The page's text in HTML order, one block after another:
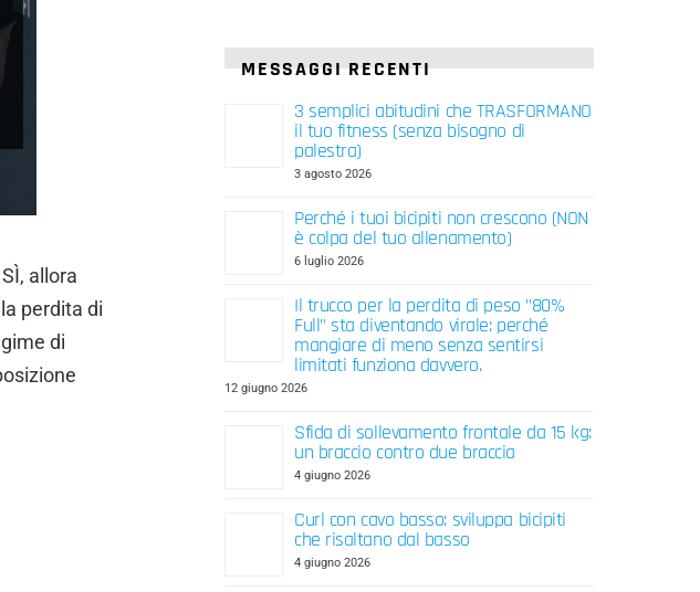
allora
perdita di
di
MESSAGGI RECENTI
3 semplici abitudini che TRASFORMANO
il tuo fitness (senza bisogno di
palestra)
3 agosto 2026
Perché i tuoi bicipiti non crescono (NON
è colpa del tuo allenamento)
6 luglio 2026
Il trucco per la perdita di peso "80%
Full" sta diventando virale: perché
mangiare di meno senza sentirsi
limitati funziona davvero.
12 giugno 2026
Sfida di sollevamento frontale da 15 kg:
un braccio contro due braccia
4 giugno 2026
Curl con cavo basso: sviluppa bicipiti
che risaltano dal basso
4 giugno 2026